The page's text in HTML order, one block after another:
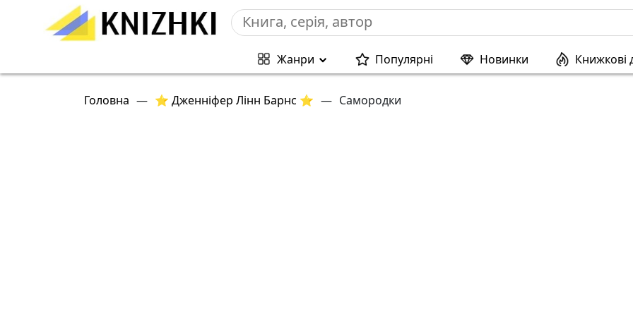
Жанри Популярні Новинки Книжкові
Головна — ⭐ Дженніфер Лінн Барнс ⭐ — Самородки